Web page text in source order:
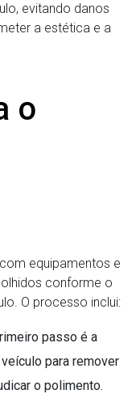
evitando danos
a estética e a
o
equipamentos e
conforme o
O processo inclui:
passo é a
para remover
o polimento.